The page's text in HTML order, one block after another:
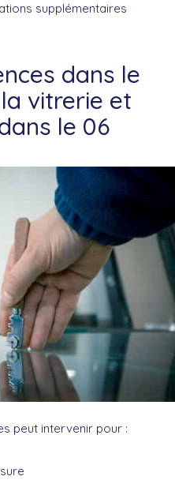
supplémentaires
dans le
vitrerie et
le 06
peut intervenir pour :